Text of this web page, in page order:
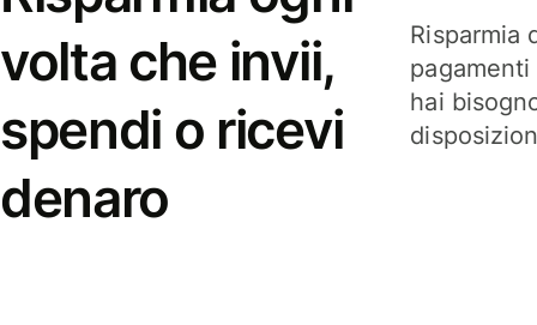
volta che invii,
spendi o ricevi
denaro
Risparmia
hai